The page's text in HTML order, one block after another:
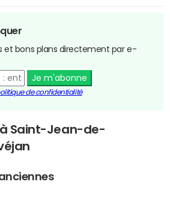
et bons plans directement par e-
Je m'abonne
de confidentialité
à Saint-Jean-de-